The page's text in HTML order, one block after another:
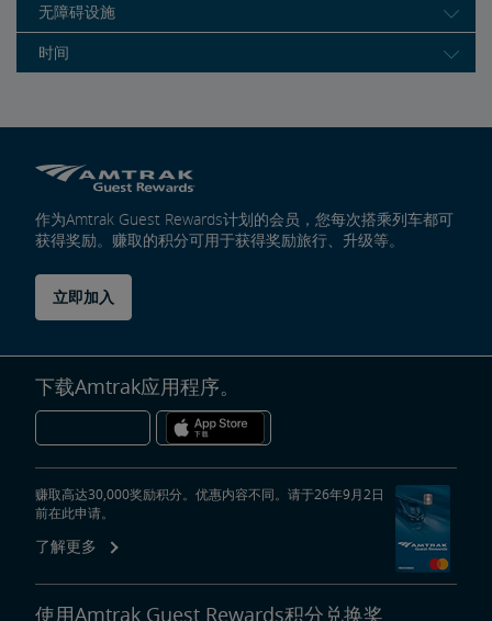
无障碍设施
时间
作为Amtrak Guest Rewards计划的会员，您每次搭乘列车都可
获得奖励。赚取的积分可用于获得奖励旅行、升级等。
立即加入
下载Amtrak应用程序。
赚取高达30,000奖励积分。优惠内容不同。请于26年9月2日
前在此申请。
了解更多
使用Amtrak Guest Rewards积分兑换奖